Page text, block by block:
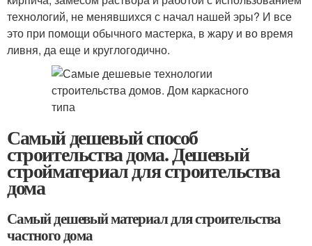
технологий, не менявшихся с начал нашей эры? И все
это при помощи обычного мастерка, в жару и во время
ливня, да еще и круглогодично.
Самый дешевый способ
строительства дома. Дешевый
стройматериал для строительства
дома
Самый дешевый материал для строительства
частного дома